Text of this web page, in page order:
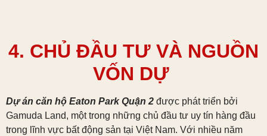
4. CHỦ ĐẦU TƯ VÀ NGUỒN
VỐN DỰ
Dự án căn hộ Eaton Park Quận 2 được phát triển bởi
Gamuda Land, một trong những chủ đầu tư uy tín hàng đầu
trong lĩnh vực bất động sản tại Việt Nam. Với nhiều năm